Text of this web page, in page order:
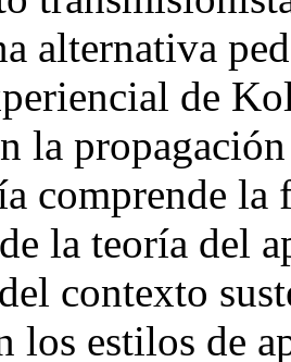
alternativa
de
la
comprende la
la teoría del
contexto
los estilos de